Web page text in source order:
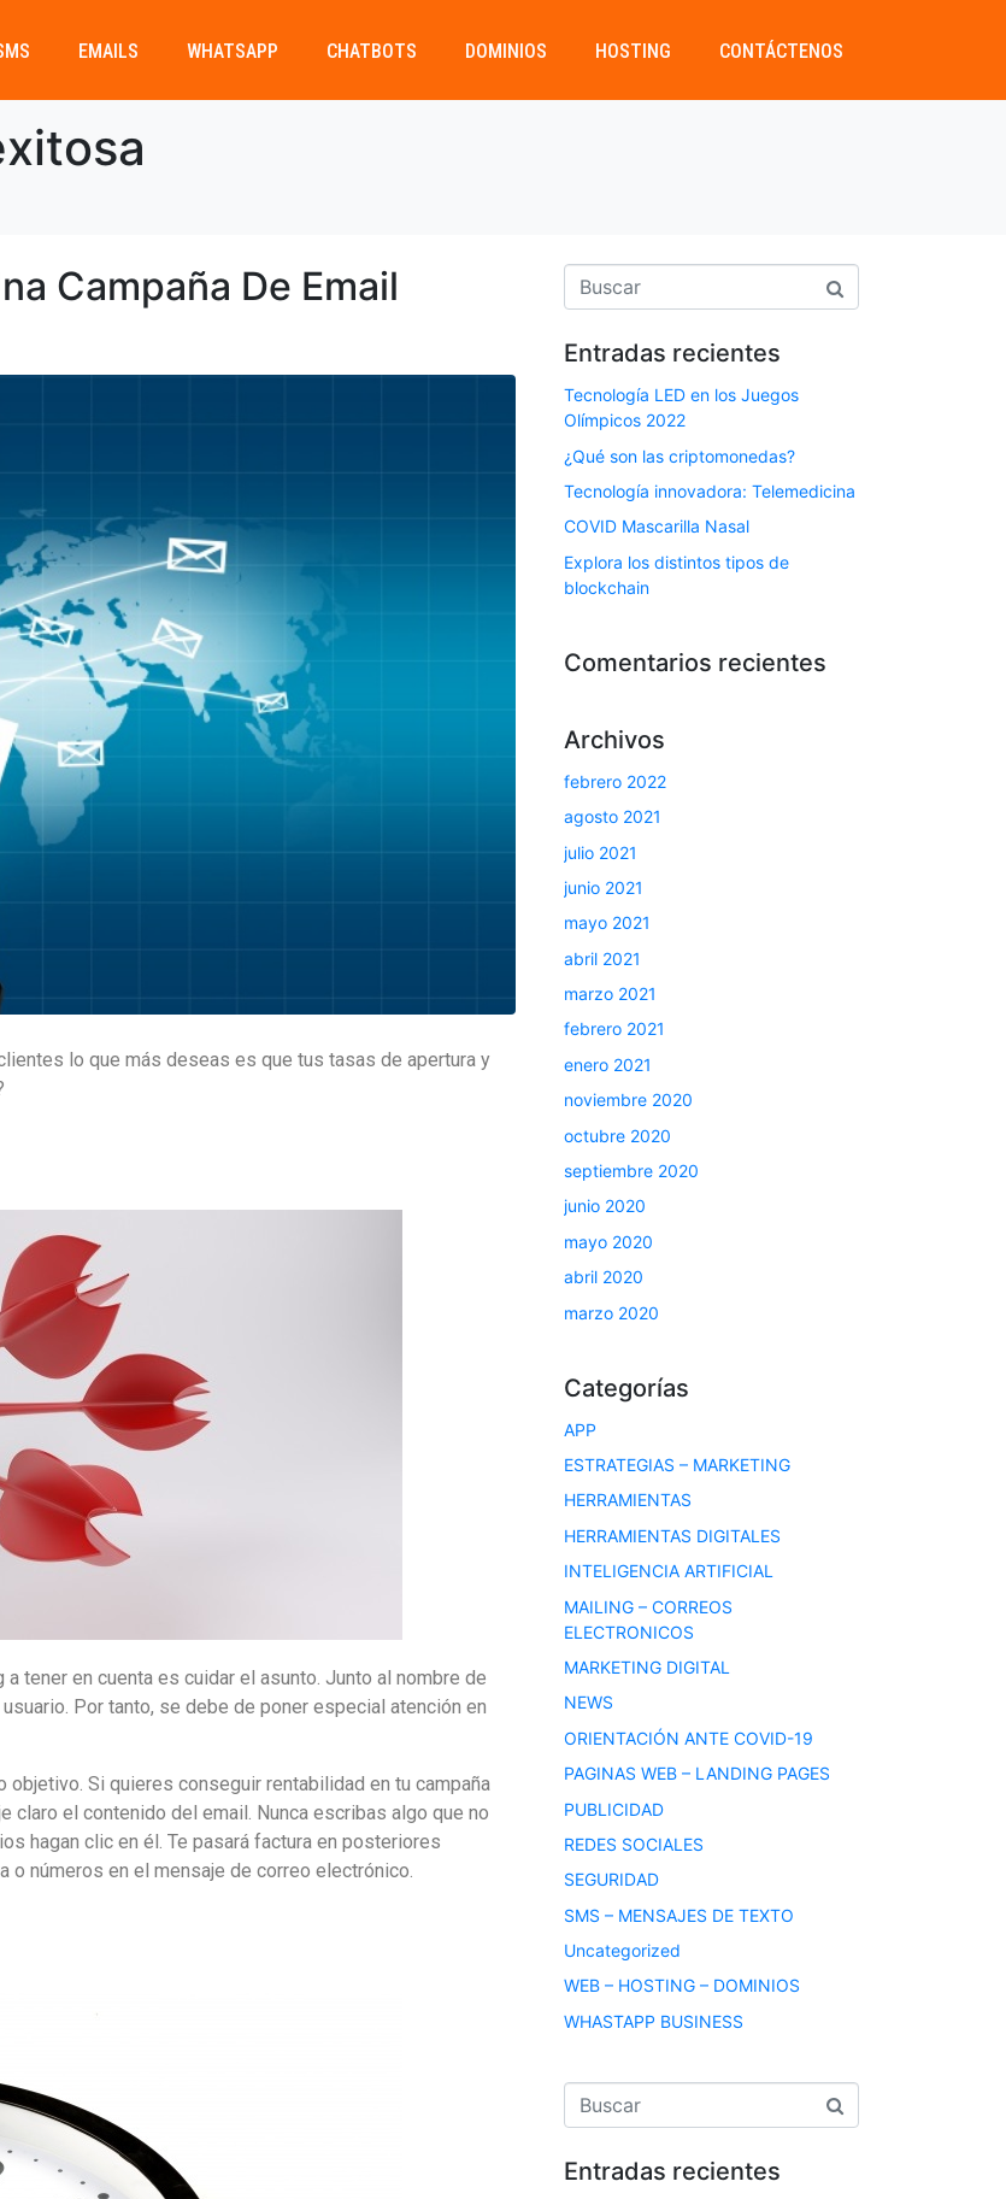
EMAILS WHATSAPP CHATBOTS DOMINIOS HOSTING CONTÁCTENOS
Campaña De Email
lo que más deseas es que tus tasas de apertura y
tener en cuenta es cuidar el asunto. Junto al nombre de
Por tanto, se debe de poner especial atención en
Si quieres conseguir rentabilidad en tu campaña
claro el contenido del email. Nunca escribas algo que no
hagan clic en él. Te pasará factura en posteriores
o números en el mensaje de correo electrónico.
Entradas recientes
Tecnología LED en los Juegos
Olímpicos 2022
¿Qué son las criptomonedas?
Tecnología innovadora: Telemedicina
COVID Mascarilla Nasal
Explora los distintos tipos de
blockchain
Comentarios recientes
Archivos
febrero 2022
agosto 2021
julio 2021
junio 2021
mayo 2021
abril 2021
marzo 2021
febrero 2021
enero 2021
noviembre 2020
octubre 2020
septiembre 2020
junio 2020
mayo 2020
abril 2020
marzo 2020
Categorías
APP
ESTRATEGIAS – MARKETING
HERRAMIENTAS
HERRAMIENTAS DIGITALES
INTELIGENCIA ARTIFICIAL
MAILING – CORREOS
ELECTRONICOS
MARKETING DIGITAL
NEWS
ORIENTACIÓN ANTE COVID-19
PAGINAS WEB – LANDING PAGES
PUBLICIDAD
REDES SOCIALES
SEGURIDAD
SMS – MENSAJES DE TEXTO
Uncategorized
WEB – HOSTING – DOMINIOS
WHASTAPP BUSINESS
Entradas recientes